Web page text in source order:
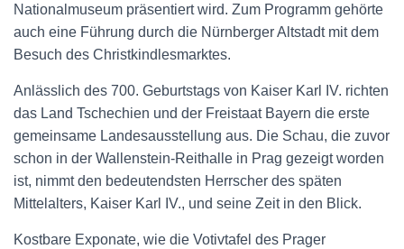
Nationalmuseum präsentiert wird. Zum Programm gehörte
auch eine Führung durch die Nürnberger Altstadt mit dem
Besuch des Christkindlesmarktes.
Anlässlich des 700. Geburtstags von Kaiser Karl IV. richten
das Land Tschechien und der Freistaat Bayern die erste
gemeinsame Landesausstellung aus. Die Schau, die zuvor
schon in der Wallenstein-Reithalle in Prag gezeigt worden
ist, nimmt den bedeutendsten Herrscher des späten
Mittelalters, Kaiser Karl IV., und seine Zeit in den Blick.
Kostbare Exponate, wie die Votivtafel des Prager